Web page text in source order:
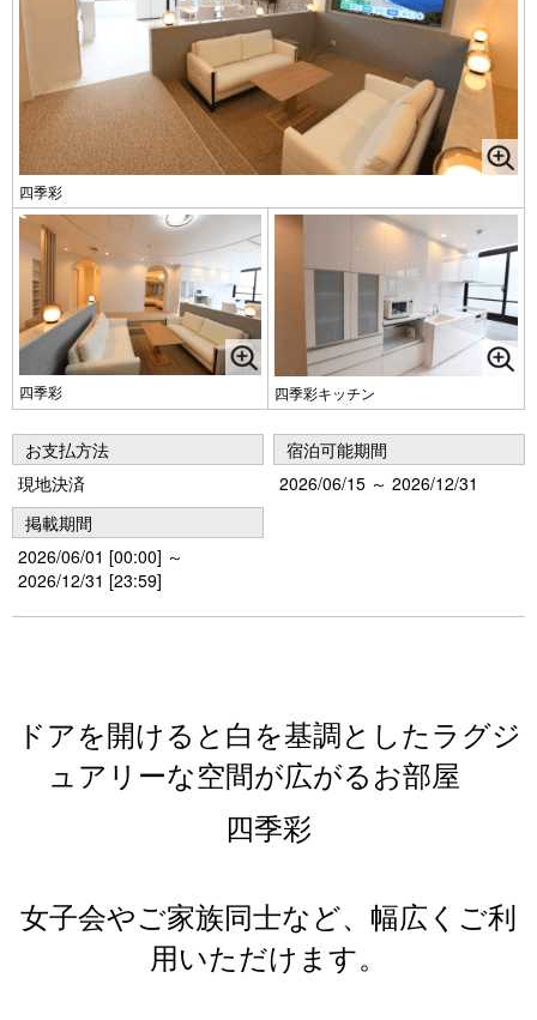
四季彩
四季彩 四季彩キッチン
お支払方法
現地決済
宿泊可能期間
2026/06/15 ～ 2026/12/31
掲載期間
2026/06/01 [00:00] ～
2026/12/31 [23:59]
ドアを開けると白を基調としたラグジ
ュアリーな空間が広がるお部屋
四季彩
女子会やご家族同士など、幅広くご利
用いただけます。